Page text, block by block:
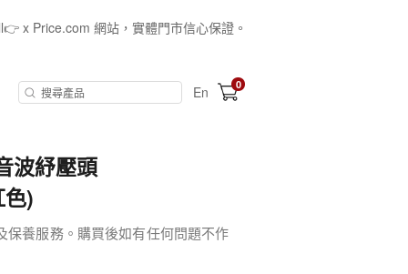
x Price.com 網站，實體門市信心保證。
En 0
波紓壓頭
)
養服務。購買後如有任何問題不作